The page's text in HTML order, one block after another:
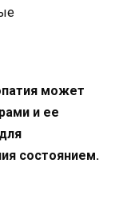
может
и ее
состоянием.